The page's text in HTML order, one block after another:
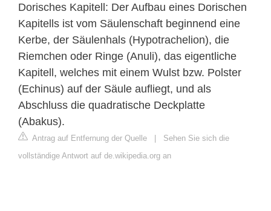
Dorisches Kapitell: Der Aufbau eines Dorischen
Kapitells ist vom Säulenschaft beginnend eine
Kerbe, der Säulenhals (Hypotrachelion), die
Riemchen oder Ringe (Anuli), das eigentliche
Kapitell, welches mit einem Wulst bzw. Polster
(Echinus) auf der Säule aufliegt, und als
Abschluss die quadratische Deckplatte
(Abakus).
Antrag auf Entfernung der Quelle | Sehen Sie sich die
vollständige Antwort auf de.wikipedia.org an